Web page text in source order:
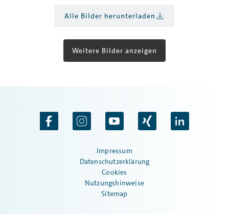
Alle Bilder herunterladen
Weitere Bilder anzeigen
Impressum
Datenschutzerklärung
Cookies
Nutzungshinweise
Sitemap